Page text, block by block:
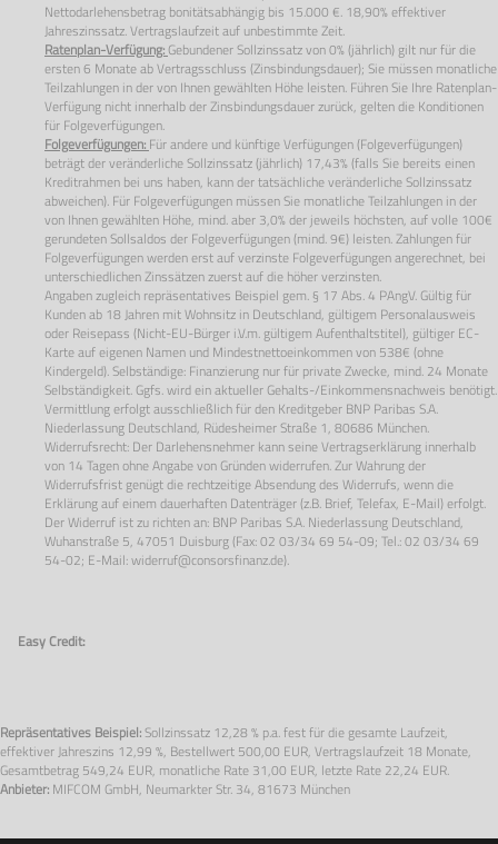
Nettodarlehensbetrag bonitätsabhängig bis 15.000 €. 18,90% effektiver
Jahreszinssatz. Vertragslaufzeit auf unbestimmte Zeit.
Ratenplan-Verfügung: Gebundener Sollzinssatz von0%(jährlich) gilt nur für die
ersten6 Monate ab Vertragsschluss (Zinsbindungsdauer); Sie müssen monatliche
Teilzahlungen in der von Ihnen gewählten Höhe leisten. Führen Sie Ihre Ratenplan-
Verfügung nicht innerhalb der Zinsbindungsdauer zurück, gelten die Konditionen
für Folgeverfügungen.
Folgeverfügungen: Für andere und künftige Verfügungen (Folgeverfügungen)
beträgt der veränderliche Sollzinssatz (jährlich) 17,43% (falls Sie bereits einen
Kreditrahmen bei uns haben, kann der tatsächliche veränderliche Sollzinssatz
abweichen). Für Folgeverfügungen müssen Sie monatliche Teilzahlungen in der
von Ihnen gewählten Höhe, mind. aber 3,0% der jeweils höchsten, auf volle 100€
gerundeten Sollsaldos der Folgeverfügungen (mind. 9€) leisten. Zahlungen für
Folgeverfügungen werden erst auf verzinste Folgeverfügungen angerechnet, bei
unterschiedlichen Zinssätzen zuerst auf die höher verzinsten.
Angaben zugleich repräsentatives Beispiel gem. § 17 Abs. 4 PAngV. Gültig für
Kunden ab 18 Jahren mit Wohnsitz in Deutschland, gültigem Personalausweis
oder Reisepass (Nicht-EU-Bürger i.V.m. gültigem Aufenthaltstitel), gültiger EC-
Karte auf eigenen Namen und Mindestnettoeinkommen von 538€ (ohne
Kindergeld). Selbständige: Finanzierung nur für private Zwecke, mind. 24 Monate
Selbständigkeit. Ggfs. wird ein aktueller Gehalts-/Einkommensnachweis benötigt.
Vermittlung erfolgt ausschließlich für den Kreditgeber BNP Paribas S.A.
Niederlassung Deutschland, Rüdesheimer Straße 1, 80686 München.
Widerrufsrecht: Der Darlehensnehmer kann seine Vertragserklärung innerhalb
von 14 Tagen ohne Angabe von Gründen widerrufen. Zur Wahrung der
Widerrufsfrist genügt die rechtzeitige Absendung des Widerrufs, wenn die
Erklärung auf einem dauerhaften Datenträger (z.B. Brief, Telefax, E-Mail) erfolgt.
Der Widerruf ist zu richten an: BNP Paribas S.A. Niederlassung Deutschland,
Wuhanstraße 5, 47051 Duisburg (Fax: 02 03/34 69 54-09; Tel.: 02 03/34 69
54-02; E-Mail:widerruf@consorsfinanz.de).
Easy Credit:
Repräsentatives Beispiel:Sollzinssatz 12,28 % p.a.fest für die gesamte Laufzeit,
effektiver Jahreszins 12,99 %, Bestellwert 500,00 EUR, Vertragslaufzeit 18 Monate,
Gesamtbetrag 549,24 EUR, monatliche Rate 31,00 EUR, letzte Rate 22,24 EUR.
Anbieter: MIFCOM GmbH, Neumarkter Str. 34, 81673 München